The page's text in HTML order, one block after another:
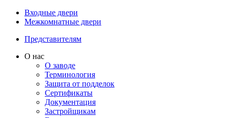
Входные двери
Межкомнатные двери
Представителям
О нас
О заводе
Терминология
Защита от подделок
Сертификаты
Документация
Застройщикам